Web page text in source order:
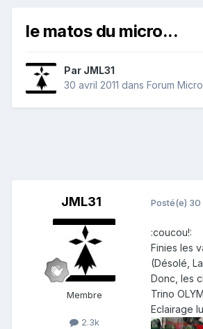
le matos du micro...
Par JML31
30 avril 2011 dans Forum
JML31
Membre
2.3k
Posté(e) 30
:coucou!:
Finies les
(Désolé,
Donc, les
Trino
Eclairage